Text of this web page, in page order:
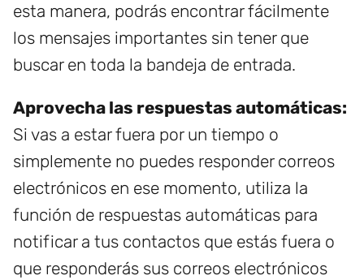
esta manera, podrás encontrar fácilmente
los mensajes importantes sin tener que
buscar en toda la bandeja de entrada.
Aprovecha las respuestas automáticas:
Si vas a estar fuera por un tiempo o
simplemente no puedes responder correos
electrónicos en ese momento, utiliza la
función de respuestas automáticas para
notificar a tus contactos que estás fuera o
que responderás sus correos electrónicos